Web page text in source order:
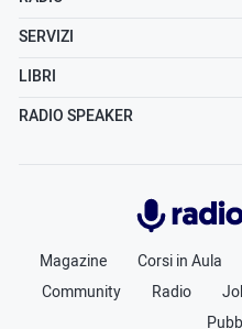
SERVIZI
LIBRI
RADIO SPEAKER
Magazine Corsi in Aula
Community
Radio